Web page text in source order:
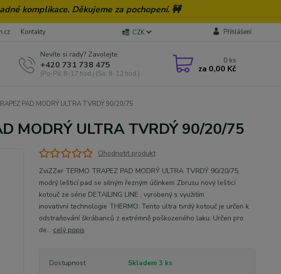
komplikace. Děkujeme za pochopení. 🚧
Kontakty CZK Přihlášení
Nevíte si rady? Zavolejte.
+420 731 738 475
(Po-Pá, 8-17 hod.) (So, 8-12 hod.)
0 ks
za 0,00 Kč
PAD MODRÝ ULTRA TVRDÝ 90/20/75
MODRÝ ULTRA TVRDÝ 90/20/75
Ohodnotit produkt
ZviZZer TERMO TRAPEZ PAD MODRÝ ULTRA TVRDÝ 90/20/75,
modrý lešticí pad se silným řezným účinkem Zbrusu nový lešticí
kotouč ze série DETAILING LINE , vyrobený s využitím
inovativní technologie THERMO. Tento ultra tvrdý kotouč je určen k
odstraňování škrábanců z extrémně poškozeného laku. Určen pro
de... celý popis
Dostupnost
Skladem 3 ks